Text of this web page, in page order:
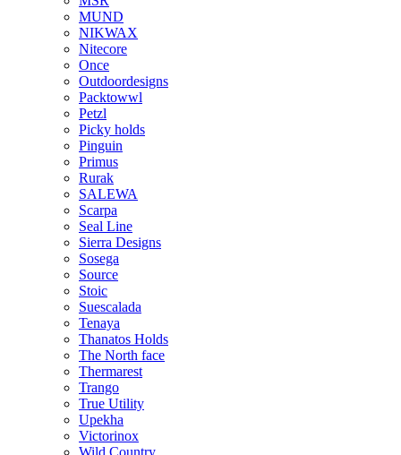
MUND
NIKWAX
Nitecore
Once
Outdoordesigns
Packtowwl
Petzl
Picky holds
Pinguin
Primus
Rurak
SALEWA
Scarpa
Seal Line
Sierra Designs
Sosega
Source
Stoic
Suescalada
Tenaya
Thanatos Holds
The North face
Thermarest
Trango
True Utility
Upekha
Victorinox